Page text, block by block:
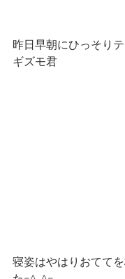
昨日早朝にひっそり
ギズモ君
寝姿はやはりおてて